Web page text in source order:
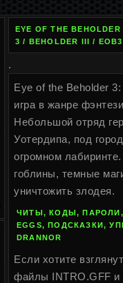
EYE OF THE
3 / BEHOLDER III /
.
Eye of the Beholder
игра в жанре
Небольшой отряд
Уотердипа, под
огромном
гоблины, темные
уничтожить злодея.
ЧИТЫ, КОДЫ, ПАРОЛИ,
EGGS, ПОДСКАЗКИ,
DRANNOR
Если хотите
файлы INTRO.GFF и